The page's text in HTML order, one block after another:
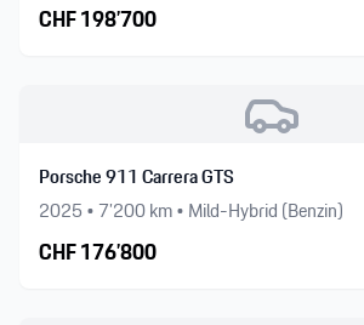
CHF198’700
Porsche 911 Carrera GTS
2025• 7’200km • Mild-Hybrid (Benzin)
CHF176’800